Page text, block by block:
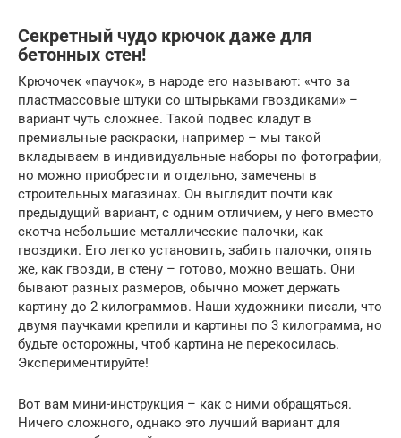
Секретный чудо крючок даже для
бетонных стен!
Крючочек «паучок», в народе его называют: «что за
пластмассовые штуки со штырьками гвоздиками» –
вариант чуть сложнее. Такой подвес кладут в
премиальные раскраски, например – мы такой
вкладываем в индивидуальные наборы по фотографии,
но можно приобрести и отдельно, замечены в
строительных магазинах. Он выглядит почти как
предыдущий вариант, с одним отличием, у него вместо
скотча небольшие металлические палочки, как
гвоздики. Его легко установить, забить палочки, опять
же, как гвозди, в стену – готово, можно вешать. Они
бывают разных размеров, обычно может держать
картину до 2 килограммов. Наши художники писали, что
двумя паучками крепили и картины по 3 килограмма, но
будьте осторожны, чтоб картина не перекосилась.
Экспериментируйте!
Вот вам мини-инструкция – как с ними обращяться.
Ничего сложного, однако это лучший вариант для